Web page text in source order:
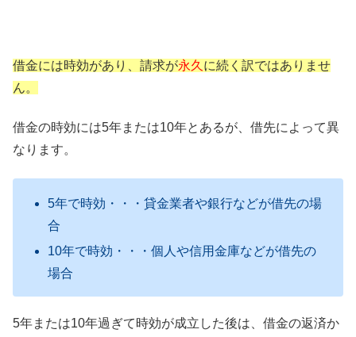
借金には時効があり、請求が永久 に続く訳ではありませ
ん。
借金の時効には5年または10年とあるが、借先によって異
なります。
5年で時効・・・貸金業者や銀行などが借先の場
合
10年で時効・・・個人や信用金庫などが借先の
場合
5年または10年過ぎて時効が成立した後は、借金の返済か